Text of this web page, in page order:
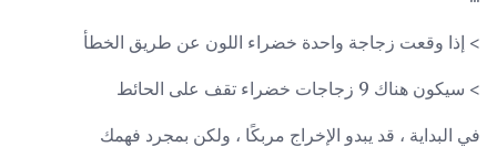
> إذا وقعت زجاجة واحدة خضراء اللون عن طريق الخطأ
> سيكون هناك 9 زجاجات خضراء تقف على الحائط
في البداية ، قد يبدو الإخراج مربكًا ، ولكن بمجرد فهمك